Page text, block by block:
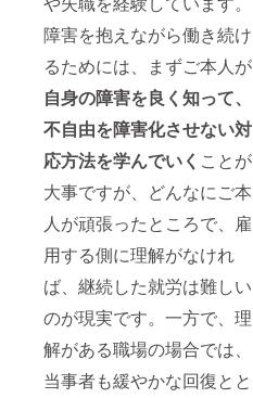
障害を抱えながら働き続け
るためには、まずご本人が
自身の障害を良く知って、
不自由を障害化させない対
応方法を学んでいく ことが
大事ですが、どんなにご本
人が頑張ったところで、雇
用する側に理解がなけれ
ば、継続した就労は難しい
のが現実です。一方で、理
解がある職場の場合では、
当事者も緩やかな回復とと